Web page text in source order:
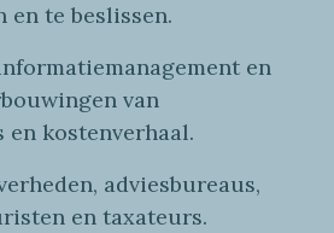
en te beslissen.
management en
van
en kostenverhaal.
adviesbureaus,
en taxateurs.